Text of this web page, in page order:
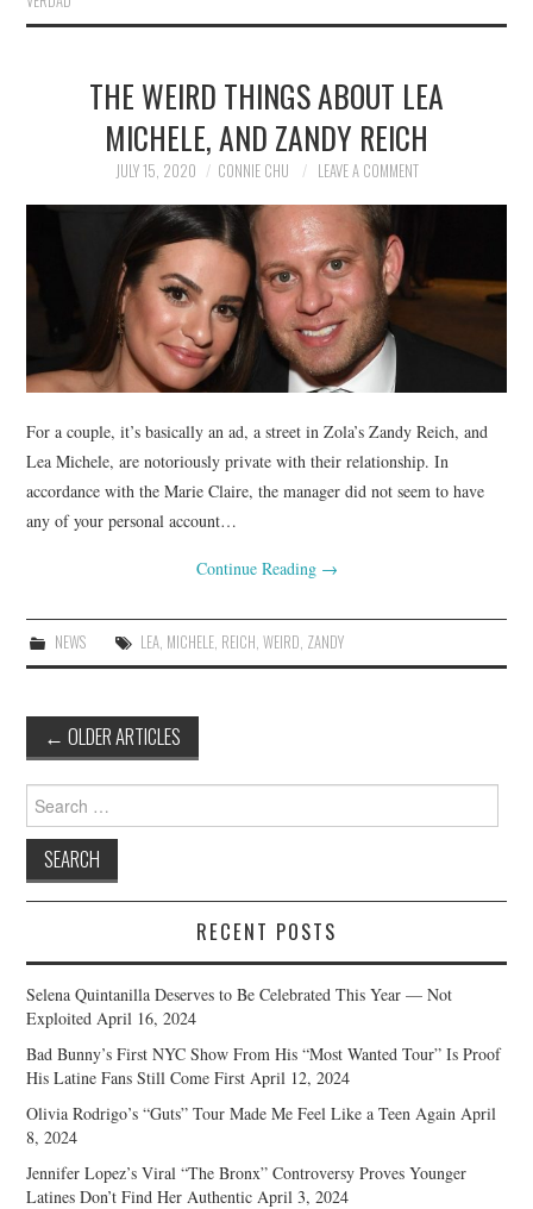
THE WEIRD THINGS ABOUT LEA
MICHELE, AND ZANDY REICH
JULY 15, 2020 CONNIE CHU LEAVE A COMMENT
For a couple, it’s basically an ad, a street in Zola’s Zandy Reich, and
Lea Michele, are notoriously private with their relationship. In
accordance with the Marie Claire, the manager did not seem to have
any of your personal account…
Continue Reading →
NEWS LEA, MICHELE, REICH, WEIRD, ZANDY
Post
navigation
← OLDER ARTICLES
Search
for:
RECENT POSTS
Selena Quintanilla Deserves to Be Celebrated This Year — Not
Exploited April 16, 2024
Bad Bunny’s First NYC Show From His “Most Wanted Tour” Is Proof
His Latine Fans Still Come First April 12, 2024
Olivia Rodrigo’s “Guts” Tour Made Me Feel Like a Teen Again April
8, 2024
Jennifer Lopez’s Viral “The Bronx” Controversy Proves Younger
Latines Don’t Find Her Authentic April 3, 2024